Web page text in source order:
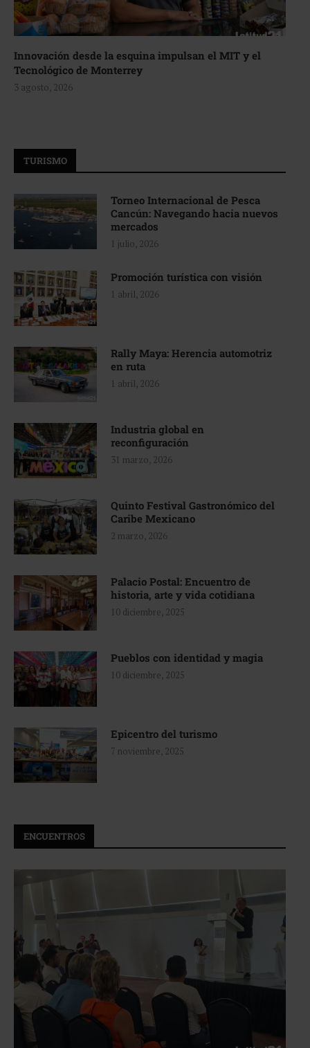
Innovación desde la esquina impulsan el MIT y el
Tecnológico de Monterrey
3 agosto, 2026
TURISMO
Torneo Internacional de Pesca
Cancún: Navegando hacia nuevos
mercados
1 julio, 2026
Promoción turística con visión
1 abril, 2026
Rally Maya: Herencia automotriz
en ruta
1 abril, 2026
Industria global en
reconfiguración
31 marzo, 2026
Quinto Festival Gastronómico del
Caribe Mexicano
2 marzo, 2026
Palacio Postal: Encuentro de
historia, arte y vida cotidiana
10 diciembre, 2025
Pueblos con identidad y magia
10 diciembre, 2025
Epicentro del turismo
7 noviembre, 2025
ENCUENTROS